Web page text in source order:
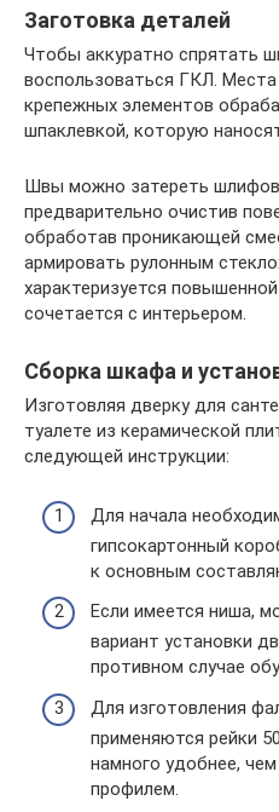
Заготовка деталей
Чтобы аккуратно спрятать
воспользоваться ГКЛ.
крепежных элементов
шпаклевкой, которую
Швы можно затереть
предварительно очистив
обработав проникающей
армировать рулонным
характеризуется
сочетается с интерьером.
Сборка шкафа и
Изготовляя дверку для
туалете из керамической
следующей инструкции:
Для начала
гипсокартонный
к основным
Если имеется ниша,
вариант установки
противном случае
Для изготовления
применяются рейки
намного удобнее,
профилем.